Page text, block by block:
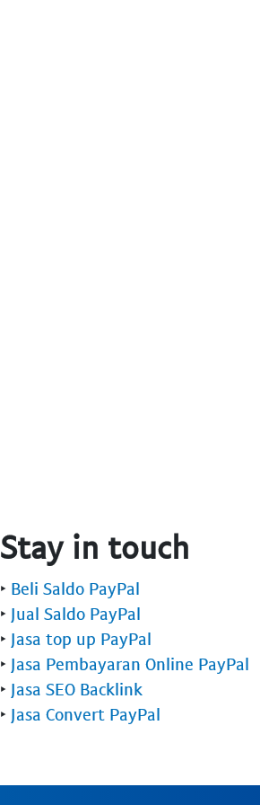
Stay in touch
‣ Beli Saldo PayPal
‣ Jual Saldo PayPal
‣ Jasa top up PayPal
‣ Jasa Pembayaran Online PayPal
‣ Jasa SEO Backlink
‣ Jasa Convert PayPal